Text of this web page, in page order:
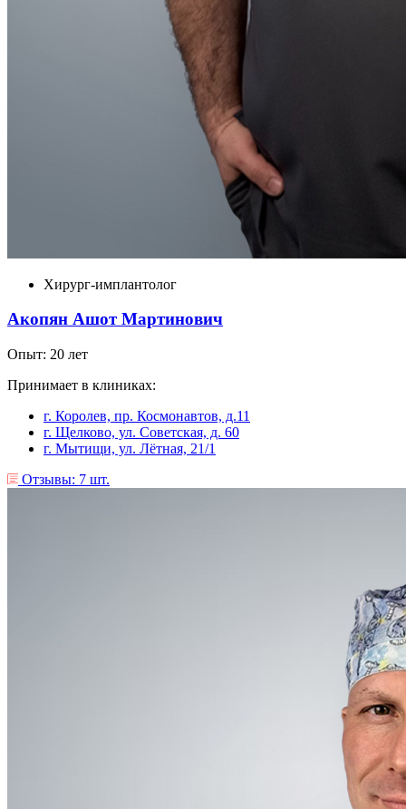
Хирург-имплантолог
Акопян Ашот Мартинович
Опыт: 20 лет
Принимает в клиниках:
г. Королев, пр. Космонавтов, д.11
г. Щелково, ул. Советская, д. 60
г. Мытищи, ул. Лëтная, 21/1
Отзывы: 7 шт.